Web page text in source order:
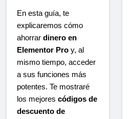
En esta guía, te
explicaremos cómo
ahorrar dinero en
Elementor Pro y, al
mismo tiempo, acceder
a sus funciones más
potentes. Te mostraré
los mejores códigos de
descuento de